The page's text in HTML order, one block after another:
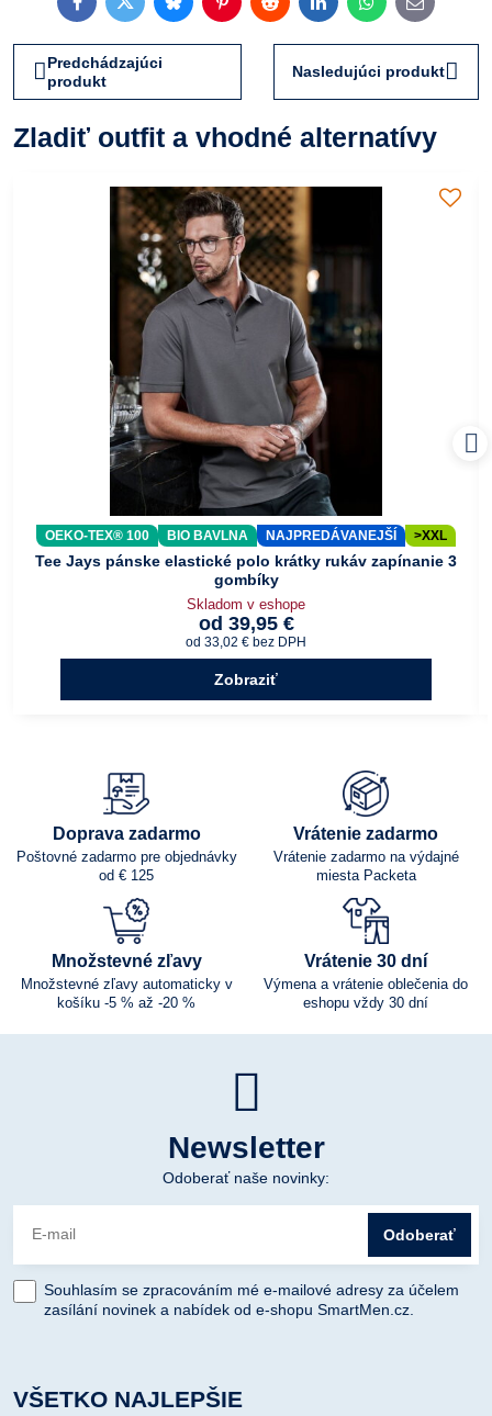
FacebookTwitterBlueskyPinterestRedditLinkedInWhatsApp
E-
mail
Predchádzajúci
produkt
Nasledujúci produkt
Zladiť outfit a vhodné alternatívy
OEKO-TEX® 100 BIO BAVLNA NAJPREDÁVANEJŠÍ >XXL
Tee Jays pánske elastické polo krátky rukáv zapínanie 3
gombíky
Skladom v eshope
od 39,95 €
od 33,02 € bez DPH
Zobraziť
Doprava zadarmo
Poštovné zadarmo pre objednávky
od € 125
Vrátenie zadarmo
Vrátenie zadarmo na výdajné
miesta Packeta
Množstevné zľavy
Množstevné zľavy automaticky v
košíku -5 % až -20 %
Vrátenie 30 dní
Výmena a vrátenie oblečenia do
eshopu vždy 30 dní
Newsletter
Odoberať naše novinky:
Odoberať
Souhlasím se zpracováním mé e-mailové adresy za účelem
zasílání novinek a nabídek od e-shopu SmartMen.cz.
VŠETKO NAJLEPŠIE